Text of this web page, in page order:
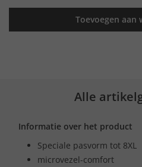
Toevoegen aan
Alle
Informatie over het product
Speciale pasvorm tot 8XL
microvezel-comfort